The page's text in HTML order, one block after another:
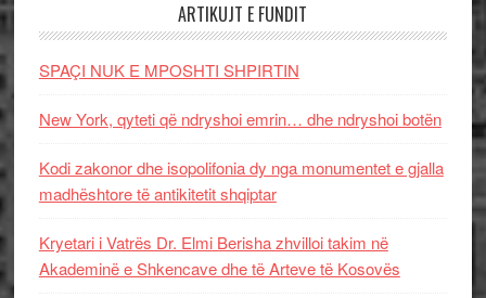
ARTIKUJT E FUNDIT
SPAÇI NUK E MPOSHTI SHPIRTIN
New York, qyteti që ndryshoi emrin… dhe ndryshoi botën
Kodi zakonor dhe isopolifonia dy nga monumentet e gjalla
madhështore të antikitetit shqiptar
Kryetari i Vatrës Dr. Elmi Berisha zhvilloi takim në
Akademinë e Shkencave dhe të Arteve të Kosovës